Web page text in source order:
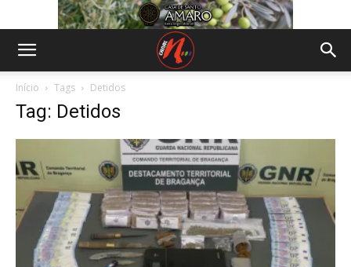
Início Tags Detidos
Tag: Detidos